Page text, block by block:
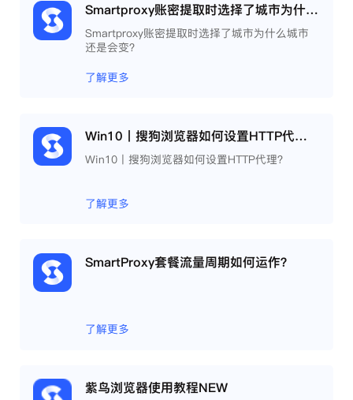
Smartproxy账密提取时选择了城市为什么城市还是会变？
Smartproxy账密提取时选择了城市为什么城市
还是会变？
了解更多
Win10丨搜狗浏览器如何设置HTTP代理？
Win10丨搜狗浏览器如何设置HTTP代理？
了解更多
SmartProxy套餐流量周期如何运作？
了解更多
紫鸟浏览器使用教程NEW